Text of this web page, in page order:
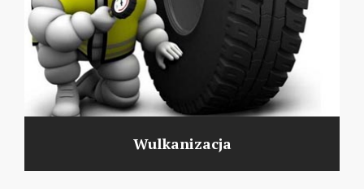
Wulkanizacja